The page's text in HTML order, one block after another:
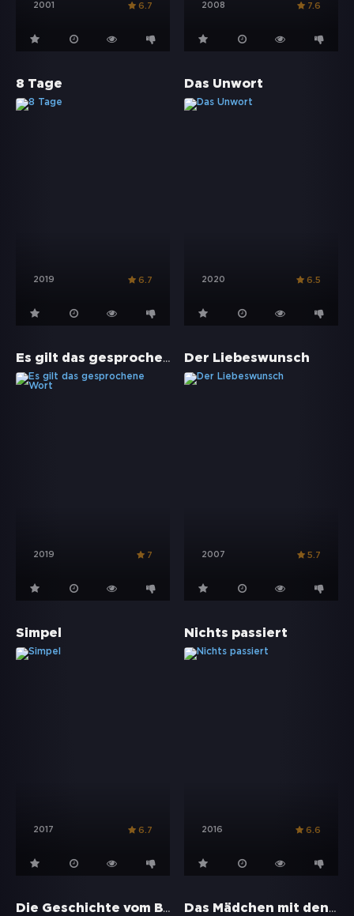
2001 6.7 2008 7.6
8 Tage
2019 6.7
Das Unwort
2020 6.5
Es gilt das gesprochene Wort
2019 7
Der Liebeswunsch
2007 5.7
Simpel
2017 6.7
Nichts passiert
2016 6.6
Die Geschichte vom Brandner Kaspar Das Mädchen mit den goldenen Händen